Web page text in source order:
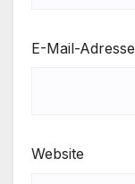
E-Mail-Adresse
Website